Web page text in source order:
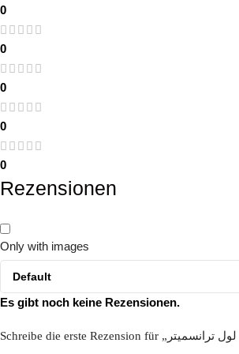
0
0
0
0
0
Rezensionen
Only with images
Es gibt noch keine Rezensionen.